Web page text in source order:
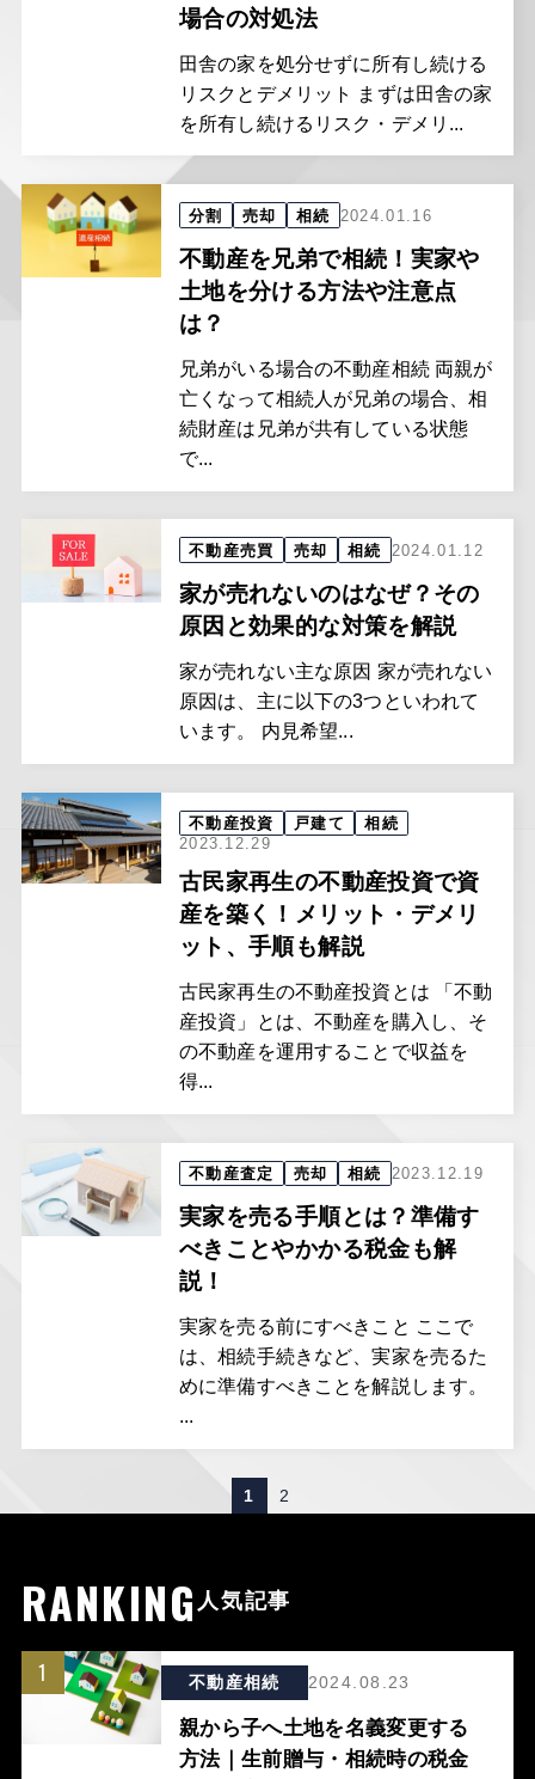
場合の対処法
田舎の家を処分せずに所有し続ける
リスクとデメリット まずは田舎の家
を所有し続けるリスク・デメリ...
分割 売却 相続 2024.01.16
不動産を兄弟で相続！実家や
土地を分ける方法や注意点
は？
兄弟がいる場合の不動産相続 両親が
亡くなって相続人が兄弟の場合、相
続財産は兄弟が共有している状態
で...
不動産売買 売却 相続 2024.01.12
家が売れないのはなぜ？その
原因と効果的な対策を解説
家が売れない主な原因 家が売れない
原因は、主に以下の3つといわれて
います。 内見希望...
不動産投資 戸建て
相続
2023.12.29
古民家再生の不動産投資で資
産を築く！メリット・デメリ
ット、手順も解説
古民家再生の不動産投資とは 「不動
産投資」とは、不動産を購入し、そ
の不動産を運用することで収益を
得...
不動産査定 売却 相続 2023.12.19
実家を売る手順とは？準備す
べきことやかかる税金も解
説！
実家を売る前にすべきこと ここで
は、相続手続きなど、実家を売るた
めに準備すべきことを解説します。
...
ペ
ー
ジ
1 2
RANKING 人気記事
1 不動産相続 2024.08.23
親から子へ土地を名義変更する
方法｜生前贈与・相続時の税金